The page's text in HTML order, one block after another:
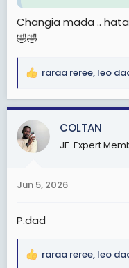
Changia mada ..
🤣🤣
R
a
c
t
i
s
raraa reree, leo
COLTAN
JF-Expert
Jun 5, 2026
P.dad
R
raraa reree, leo